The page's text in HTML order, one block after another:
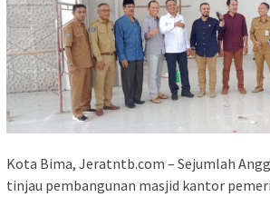
Kota Bima, Jeratntb.com – Sejumlah
tinjau pembangunan masjid kantor